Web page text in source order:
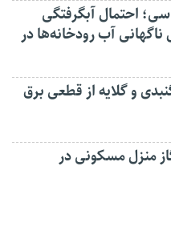
احتمال آبگرفتگی
ناگهانی آب رودخانه‌ها در
و گلایه از قطعی برق
منزل مسکونی در